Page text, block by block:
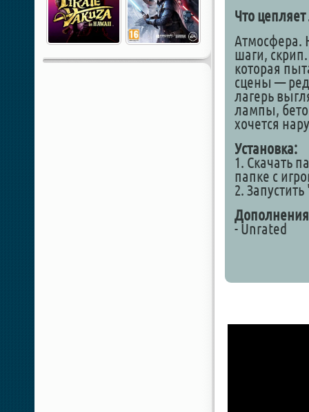
Что
Атмосфера.
шаги,
которая
сцены —
лагерь
лампы,
хочется
Установка:
1. Скачать
папке с
2.
- Unrated